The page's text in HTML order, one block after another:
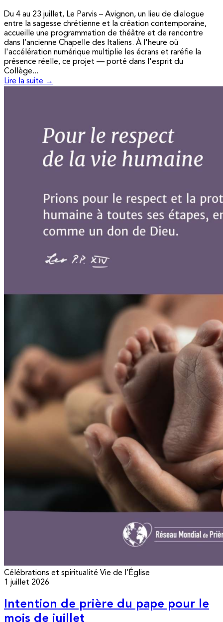
Du 4 au 23 juillet, Le Parvis – Avignon, un lieu de dialogue
entre la sagesse chrétienne et la création contemporaine,
accueille une programmation de théâtre et de rencontre
dans l’ancienne Chapelle des Italiens. À l'heure où
l'accélération numérique multiplie les écrans et raréfie la
présence réelle, ce projet — porté dans l'esprit du
Collège...
Lire la suite →
Célébrations et spiritualité Vie de l’Église
1 juillet 2026
Intention de prière du pape pour le
mois de juillet